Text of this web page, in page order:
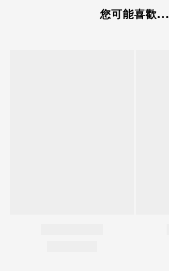
您可能喜歡...